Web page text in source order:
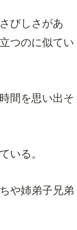
びしさがあ
つのに似てい
間を思い出そ
いる。
や姉弟子兄弟